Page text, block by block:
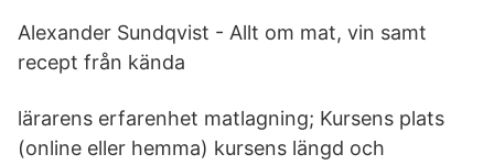
Alexander Sundqvist - Allt om mat, vin samt
recept från kända
lärarens erfarenhet matlagning; Kursens plats
(online eller hemma) kursens längd och